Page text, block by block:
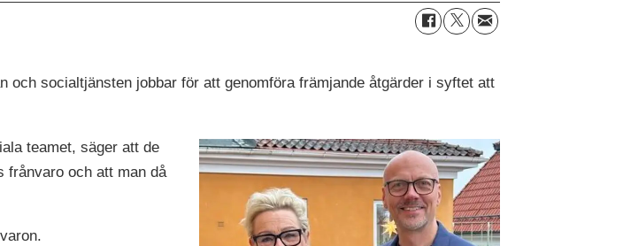
socialtjänsten jobbar för att genomföra främjande åtgärder i syftet att
teamet, säger att de
frånvaro och att man då